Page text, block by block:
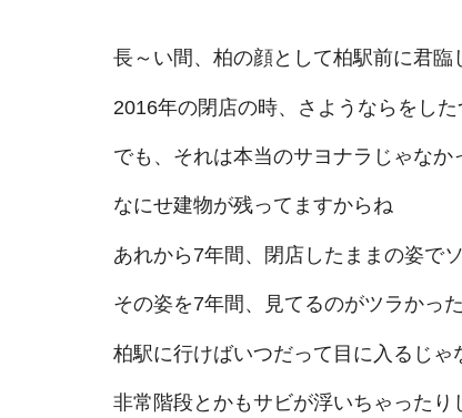
長～い間、柏の顔として柏駅前に君臨
2016年の閉店の時、さようならをし
でも、それは本当のサヨナラじゃなか
なにせ建物が残ってますからね
あれから7年間、閉店したままの姿で
その姿を7年間、見てるのがツラかっ
柏駅に行けばいつだって目に入るじゃ
非常階段とかもサビが浮いちゃったり